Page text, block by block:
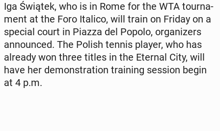
Iga Świątek, who is in Rome for the WTA tour­na­
ment at the Foro Italico, will train on Friday on a
special court in Piazza del Popolo, or­ga­niz­ers
an­nounced. The Polish tennis player, who has
already won three titles in the Eternal City, will
have her demon­stra­tion train­ing session begin
at 4 p.m.